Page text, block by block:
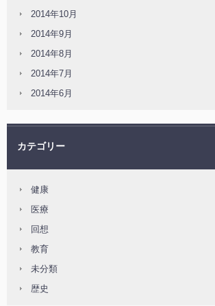
2014年10月
2014年9月
2014年8月
2014年7月
2014年6月
カテゴリー
健康
医療
回想
教育
未分類
歴史